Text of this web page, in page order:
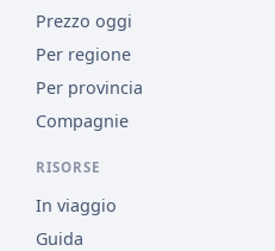
Prezzo oggi
Per regione
Per provincia
Compagnie
RISORSE
In viaggio
Guida